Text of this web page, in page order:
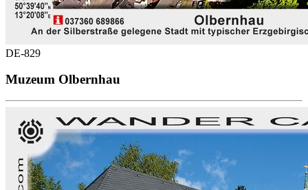
DE-829
Muzeum Olbernhau